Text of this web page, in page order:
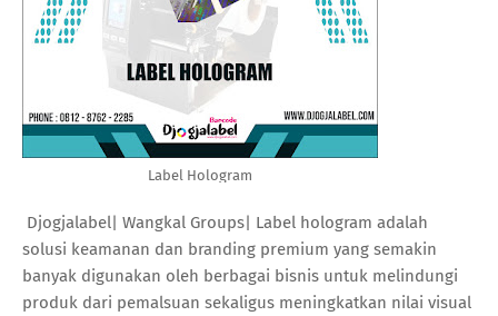
Label Hologram
Djogjalabel| Wangkal Groups| Label hologram adalah
solusi keamanan dan branding premium yang semakin
banyak digunakan oleh berbagai bisnis untuk melindungi
produk dari pemalsuan sekaligus meningkatkan nilai visual